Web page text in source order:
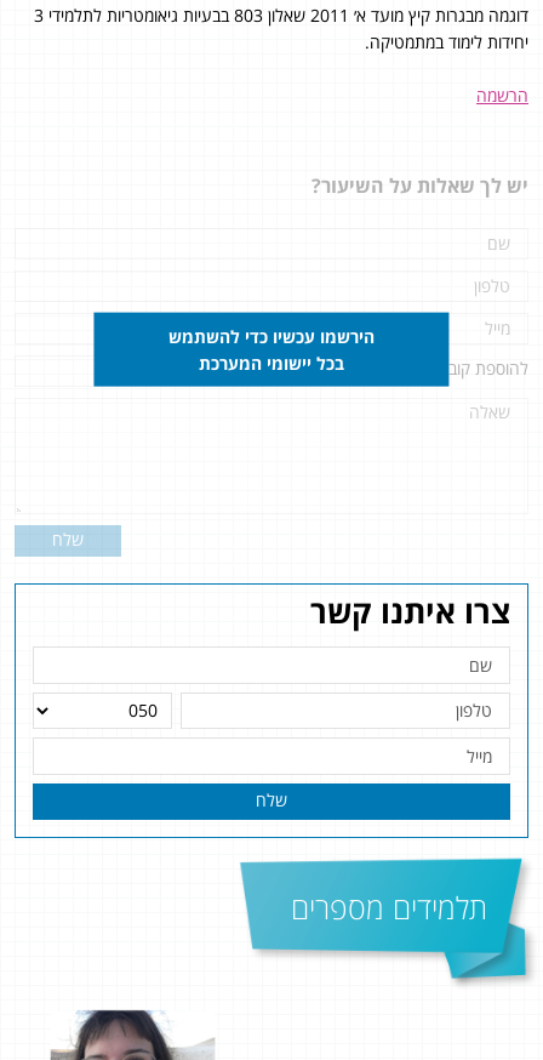
צרו איתנו קשר
שלח
תלמידים מספרים
דוגמה מבגרות קיץ מועד א׳ 2011 שאלון 803 בבעיות גיאומטריות לתלמידי 3
יחידות לימוד במתמטיקה.
הרשמה
יש לך שאלות על השיעור?
להוספת קובץ
שלח
הירשמו עכשיו כדי להשתמש
בכל יישומי המערכת